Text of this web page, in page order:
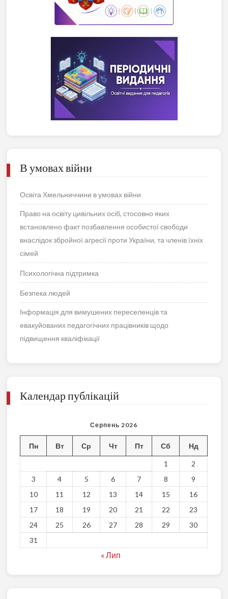
В умовах війни
Освіта Хмельниччини в умовах війни
Право на освіту цивільних осіб, стосовно яких
встановлено факт позбавлення особистої свободи
внаслідок збройної агресії проти України, та членів їхніх
сімей
Психологічна підтримка
Безпека людей
Інформація для вимушених переселенців та
евакуйованих педагогічних працівників щодо
підвищення кваліфікації
Календар публікацій
Серпень 2026
Пн Вт Ср Чт Пт Сб Нд
1
2
3
4 5 6 7 8
9
10
11 12 13 14 15
16
17
18 19 20 21 22
23
24
25 26 27 28 29
30
31
« Лип